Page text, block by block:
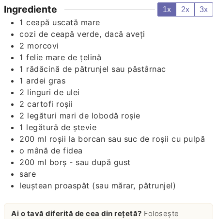
Ingrediente 1x 2x 3x
1ceapă uscată mare
cozi de ceapă verde, dacă aveți
2 morcovi
1 felie mare de țelină
1 rădăcină de pătrunjel sau păstârnac
1ardei gras
2 linguride ulei
2 cartofi roșii
2 legături mari de lobodă roșie
1 legătură de ștevie
200 ml roșii la borcan sau suc de roșii cu pulpă
o mână de fidea
200 ml borș - sau după gust
sare
leuștean proaspăt (sau mărar, pătrunjel)
Ai o tavă diferită de cea din rețetă? Folosește